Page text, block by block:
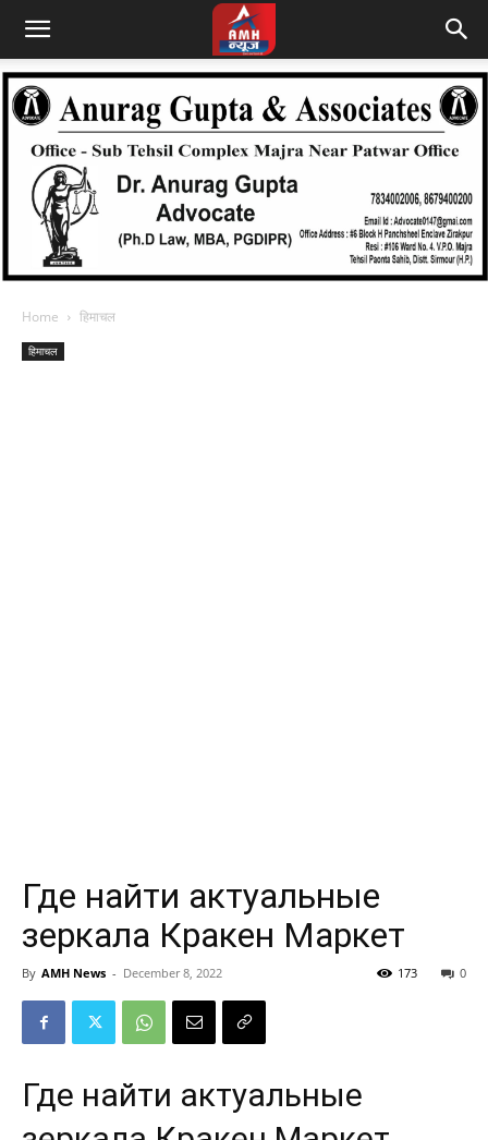
Home हिमाचल
हिमाचल
Где найти актуальные
зеркала Кракен Маркет
By AMH News - December 8, 2022 0
173
Где найти актуальные